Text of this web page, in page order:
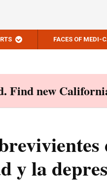
FACES OF MEDI-
Find new
y la